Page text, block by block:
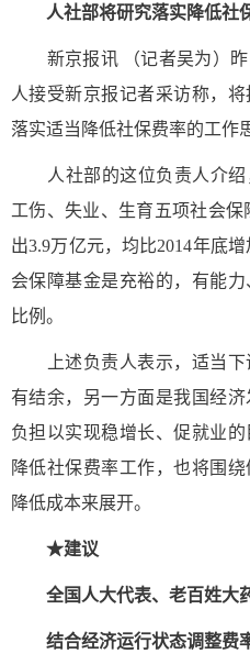
人社部将研究落实降低社
新京报讯 （记者吴为）昨
人接受新京报记者采访称，
落实适当降低社保费率的工作
人社部的这位负责人介绍
工伤、失业、生育五项社会
出3.9万亿元，均比2014年底
会保障基金是充裕的，有能
比例。
上述负责人表示，适当下
有结余，另一方面是我国经
负担以实现稳增长、促就业
降低社保费率工作，也将围
降低成本来展开。
★建议
全国人大代表、老百姓大
结合经济运行状态调整费